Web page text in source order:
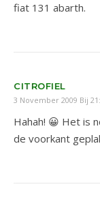
fiat 131 abarth.
CITROFIEL
3 November 2009 Bij
Hahah! 😀 Het is
de voorkant